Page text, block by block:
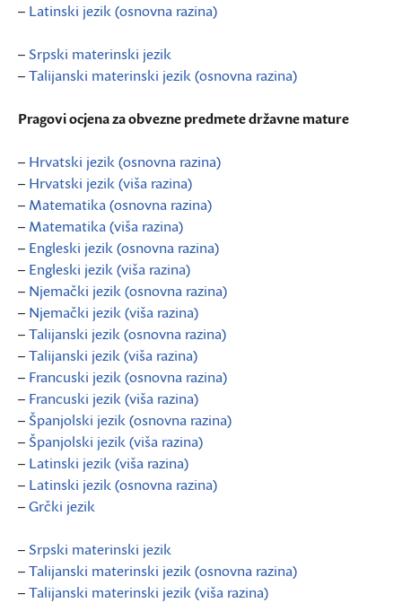
– Latinski jezik (osnovna razina)
–Srpski materinski jezik
–Talijanski materinski jezik (osnovna razina)
Pragovi ocjena za obvezne predmete državne mature
– Hrvatski jezik (osnovna razina)
– Hrvatski jezik (viša razina)
– Matematika (osnovna razina)
– Matematika (viša razina)
– Engleski jezik (osnovna razina)
– Engleski jezik (viša razina)
– Njemački jezik (osnovna razina)
– Njemački jezik (viša razina)
–Talijanski jezik (osnovna razina)
–Talijanski jezik (viša razina)
– Francuski jezik (osnovna razina)
– Francuski jezik (viša razina)
–Španjolski jezik (osnovna razina)
–Španjolski jezik (viša razina)
– Latinski jezik (viša razina)
– Latinski jezik (osnovna razina)
–Grčki jezik
–Srpski materinski jezik
–Talijanski materinski jezik (osnovna razina)
–Talijanski materinski jezik (viša razina)